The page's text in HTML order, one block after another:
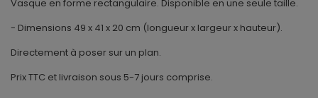
Vasque en forme rectangulaire. Disponible en une seule taille.
- Dimensions 49 x 41 x 20 cm (longueur x largeur x hauteur).
Directement à poser sur un plan.
Prix TTC et livraison sous 5-7 jours comprise.